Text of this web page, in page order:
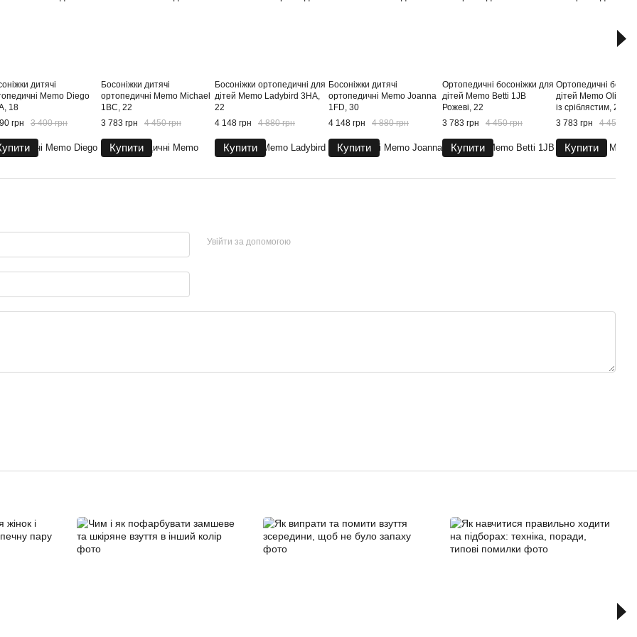
дитячі
Memo Diego
18
грн
3 400 грн
Босоніжки дитячі
ортопедичні Memo Michael
1BC, 22
3 783 грн
4 450 грн
Купити
Босоніжки ортопедичні для
дітей Memo Ladybird 3HA,
22
4 148 грн
4 880 грн
Купити
Босоніжки дитячі
ортопедичні Memo Joanna
1FD, 30
4 148 грн
4 880 грн
Купити
Ортопедичні босоніжки для
дітей Memo Betti 1JB
Рожеві, 22
3 783 грн
4 450 грн
Купити
Ортопедичні
дітей Memo Olivia
із сріблястим, 22
3 783 грн
4 450 грн
Купити
Увійти за допомогою